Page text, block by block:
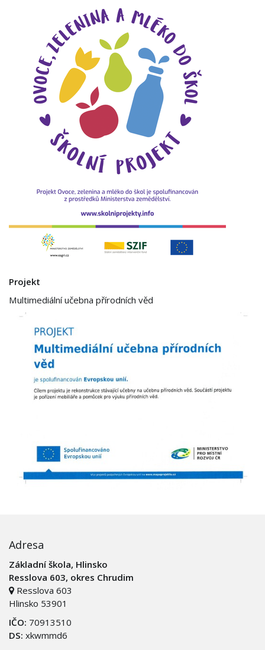
Projekt
Multimediální učebna přírodních věd
Adresa
Základní škola, Hlinsko
Resslova 603, okres Chrudim
Resslova 603
Hlinsko 53901
IČO: 70913510
DS: xkwmmd6